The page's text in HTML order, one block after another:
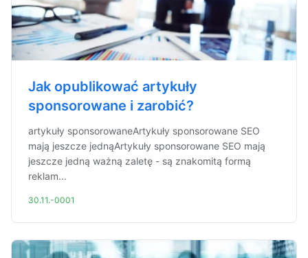
Jak opublikować artykuły
sponsorowane i zarobić?
artykuły sponsorowaneArtykuły sponsorowane SEO
mają jeszcze jednąArtykuły sponsorowane SEO mają
jeszcze jedną ważną zaletę - są znakomitą formą
reklam...
30.11.-0001